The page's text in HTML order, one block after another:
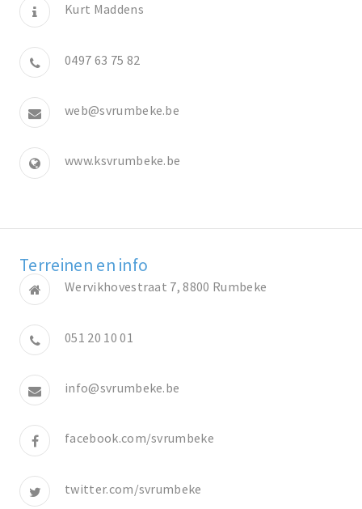
Kurt Maddens
0497 63 75 82
web@svrumbeke.be
www.ksvrumbeke.be
Terreinen en info
Wervikhovestraat 7, 8800 Rumbeke
051 20 10 01
info@svrumbeke.be
facebook.com/svrumbeke
twitter.com/svrumbeke